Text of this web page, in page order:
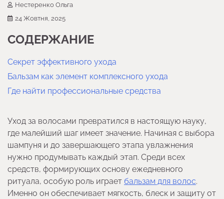
Нестеренко Ольга
24 Жовтня, 2025
СОДЕРЖАНИЕ
Секрет эффективного ухода
Бальзам как элемент комплексного ухода
Где найти профессиональные средства
Уход за волосами превратился в настоящую науку,
где малейший шаг имеет значение. Начиная с выбора
шампуня и до завершающего этапа увлажнения
нужно продумывать каждый этап. Среди всех
средств, формирующих основу ежедневного
ритуала, особую роль играет бальзам для волос.
Именно он обеспечивает мягкость, блеск и защиту от